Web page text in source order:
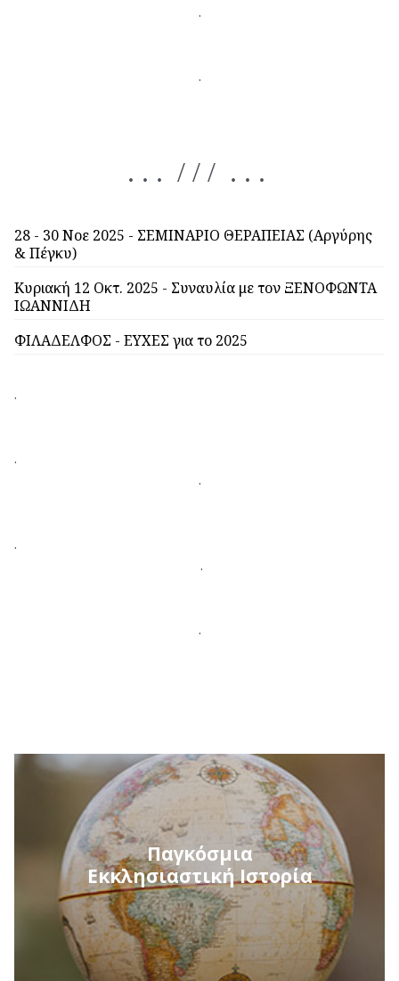
.
.
. . . / / / . . .
28 - 30 Νοε 2025 - ΣΕΜΙΝΑΡΙΟ ΘΕΡΑΠΕΙΑΣ (Αργύρης
& Πέγκυ)
Κυριακή 12 Οκτ. 2025 - Συναυλία με τον ΞΕΝΟΦΩΝΤΑ
ΙΩΑΝΝΙΔΗ
ΦΙΛΑΔΕΛΦΟΣ - ΕΥΧΕΣ για το 2025
.
.
.
.
.
.
Παγκόσμια
Εκκλησιαστική Ιστορία